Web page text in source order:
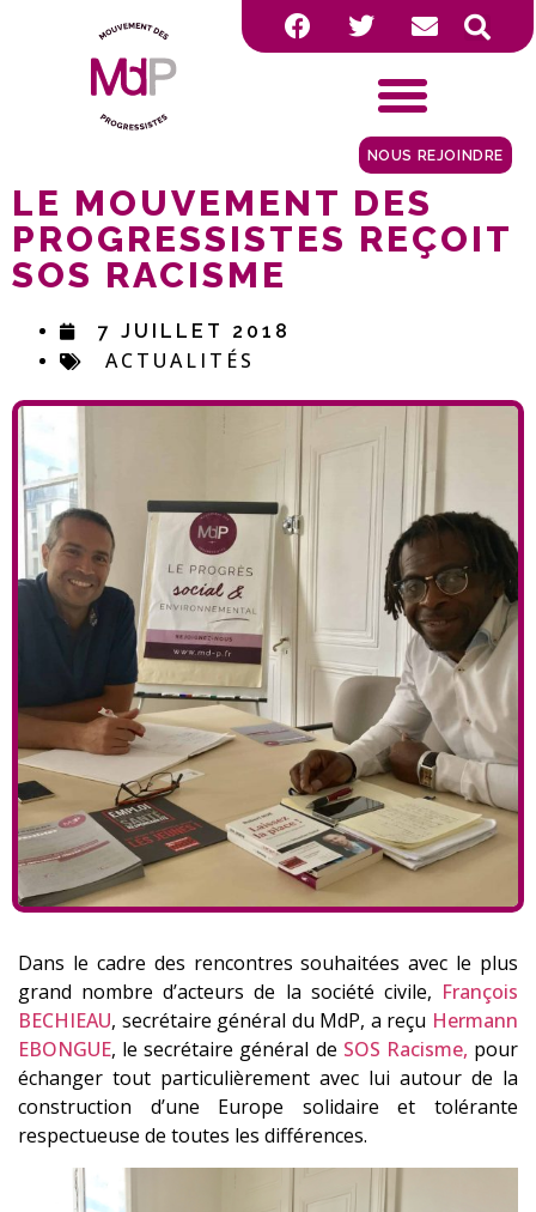
NOUS REJOINDRE
LE MOUVEMENT DES
PROGRESSISTES REÇOIT
SOS RACISME
7 JUILLET 2018
ACTUALITÉS
Dans le cadre des rencontres souhaitées avec le plus
grand nombre d’acteurs de la société civile, François
BECHIEAU, secrétaire général du MdP, a reçu Hermann
EBONGUE, le secrétaire général de SOS Racisme, pour
échanger tout particulièrement avec lui autour de la
construction d’une Europe solidaire et tolérante
respectueuse de toutes les différences.